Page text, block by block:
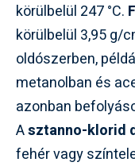
körülbelül 247 °C.
körülbelül 3,95 g/
oldószerben,
metanolban és
azonban
Asztanno-klorid
fehér vagy